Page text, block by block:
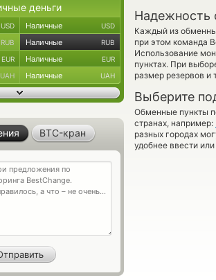
Надежность
Каждый из
при этом команда
Использование
пунктах. При
размер резервов и
Выберите
Обменные пункты
странах, например:
разных городах
удобнее ввести
деньги
USD Наличные USD
RUB Наличные RUB
EUR Наличные EUR
UAH Наличные UAH
BTC-кран